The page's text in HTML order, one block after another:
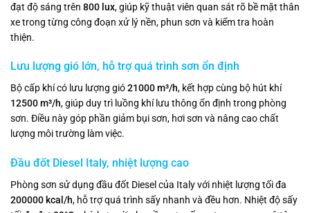
đạt độ sáng trên 800 lux, giúp kỹ thuật viên quan sát rõ bề mặt thân
xe trong từng công đoạn xử lý nền, phun sơn và kiểm tra hoàn
thiện.
Lưu lượng gió lớn, hỗ trợ quá trình sơn ổn định
Bộ cấp khí có lưu lượng gió21000 m³/h, kết hợp cùng bộ hút khí
12500 m³/h, giúp duy trì luồng khí lưu thông ổn định trong phòng
sơn. Điều này góp phần giảm bụi sơn, hơi sơn và nâng cao chất
lượng môi trường làm việc.
Đầu đốt Diesel Italy, nhiệt lượng cao
Phòng sơn sử dụng đầu đốt Diesel của Italy với nhiệt lượng tối đa
200000 kcal/h, hỗ trợ quá trình sấy nhanh và đều hơn. Nhiệt độ sấy